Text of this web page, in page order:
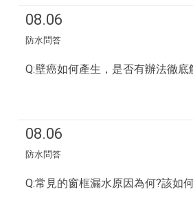
08.06
防水問答
Q:壁癌如何產生，是否有辦法徹底
08.06
防水問答
Q:常見的窗框漏水原因為何?該如